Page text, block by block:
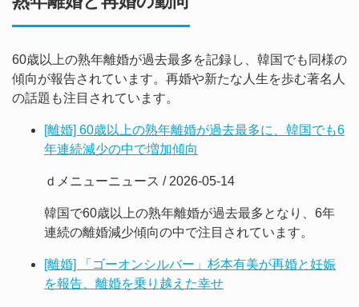
60歳以上の熟年離婚が過去最多を記録し、韓国でも同様の
傾向が報告されています。再婚や新たな人生を歩む著名人
の話題も注目されています。
[離婚] 60歳以上の熟年離婚が過去最多に、韓国でも6
年連続減少の中で増加傾向
ｄメニューニュース / 2026-05-14
韓国で60歳以上の熟年離婚が過去最多となり、6年
連続の離婚減少傾向の中で注目されています。
[離婚] 「ゴーオンシルバー」杉本有美が再婚と妊娠
を報告、離婚を乗り越えた幸せ